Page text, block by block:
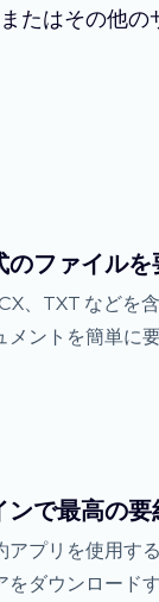
たはその他
のファイルを
、TXT などを
メントを簡単に
ンで最高の要
アプリを使用す
をダウンロード